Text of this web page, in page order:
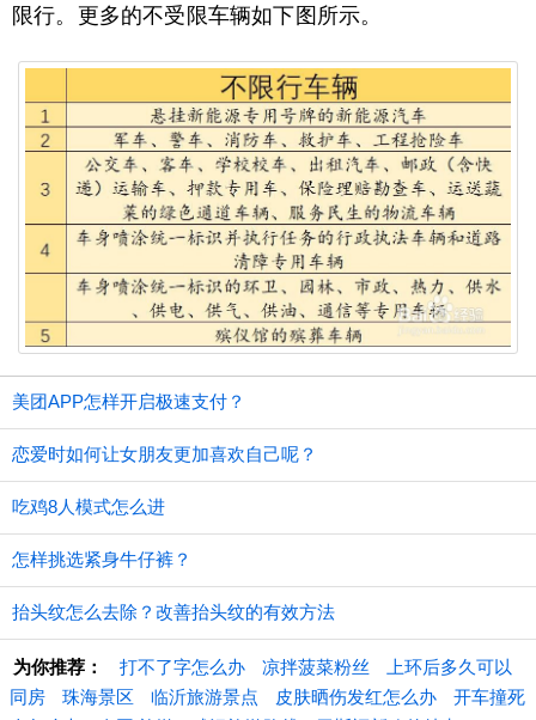
限行。更多的不受限车辆如下图所示。
美团APP怎样开启极速支付？
恋爱时如何让女朋友更加喜欢自己呢？
吃鸡8人模式怎么进
怎样挑选紧身牛仔裤？
抬头纹怎么去除？改善抬头纹的有效方法
为你推荐： 打不了字怎么办 凉拌菠菜粉丝
上环后多久可以
同房
珠海景区 临沂旅游景点 皮肤晒伤发红怎么办
开车撞死